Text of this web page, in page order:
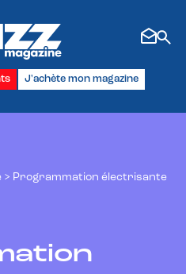
J'achète mon magazine
> Programmation électrisante